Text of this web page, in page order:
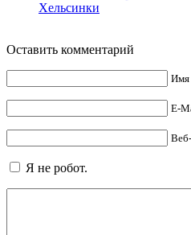
Хельсинки
Оставить комментарий
Имя
E-
Я не робот.